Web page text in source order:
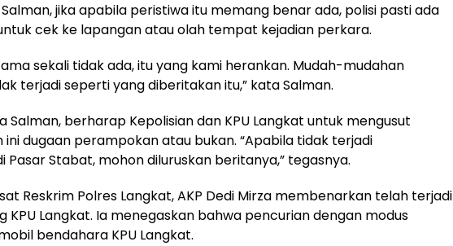
jika apabila peristiwa itu memang benar ada, polisi pasti ada
cek ke lapangan atau olah tempat kejadian perkara.
sekali tidak ada, itu yang kami herankan. Mudah-mudahan
terjadi seperti yang diberitakan itu,” kata Salman.
Salman, berharap Kepolisian dan KPU Langkat untuk mengusut
ini dugaan perampokan atau bukan. “Apabila tidak terjadi
Pasar Stabat, mohon diluruskan beritanya,” tegasnya.
Reskrim Polres Langkat, AKP Dedi Mirza membenarkan telah terjadi
KPU Langkat. Ia menegaskan bahwa pencurian dengan modus
bendahara KPU Langkat.